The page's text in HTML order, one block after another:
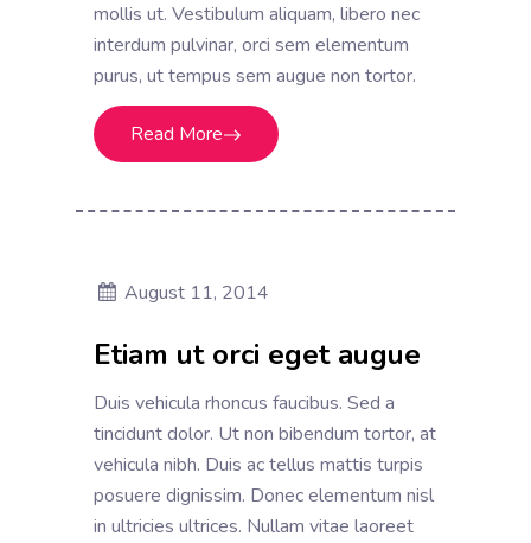
mollis ut. Vestibulum aliquam, libero nec
interdum pulvinar, orci sem elementum
purus, ut tempus sem augue non tortor.
Read More
August 11, 2014
Etiam ut orci eget augue
Duis vehicula rhoncus faucibus. Sed a
tincidunt dolor. Ut non bibendum tortor, at
vehicula nibh. Duis ac tellus mattis turpis
posuere dignissim. Donec elementum nisl
in ultricies ultrices. Nullam vitae laoreet